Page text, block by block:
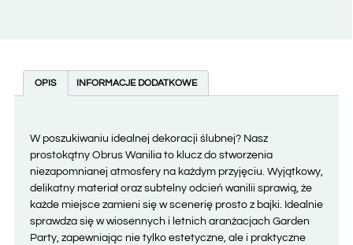
OPIS INFORMACJE DODATKOWE
W poszukiwaniu idealnej dekoracji ślubnej? Nasz
prostokątny Obrus Wanilia to klucz do stworzenia
niezapomnianej atmosfery na każdym przyjęciu. Wyjątkowy,
delikatny materiał oraz subtelny odcień wanilii sprawią, że
każde miejsce zamieni się w scenerię prosto z bajki. Idealnie
sprawdza się w wiosennych i letnich aranżacjach Garden
Party, zapewniając nie tylko estetyczne, ale i praktyczne